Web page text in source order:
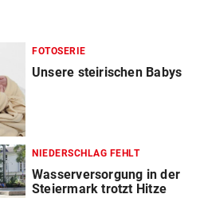
FOTOSERIE
Unsere steirischen Babys
NIEDERSCHLAG FEHLT
Wasserversorgung in der
Steiermark trotzt Hitze